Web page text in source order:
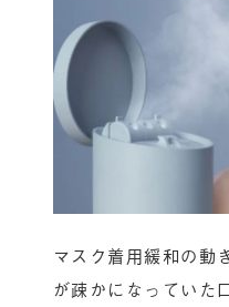
マスク着用緩和の動
が疎かになっていた